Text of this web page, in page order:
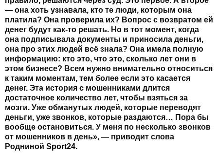
— она хоть узнавала, кто те люди, которым она
платила? Она проверила их? Вопрос с возвратом ей
денег будут как-то решать. Но в тот момент, когда
она подписывала документы и приносила деньги,
она про этих людей всё знала? Она имела полную
информацию: кто это, что это, сколько лет они в
этом бизнесе? Всем нужно внимательно относиться
к таким моментам, тем более если это касается
денег. Эта история с мошенниками длится
достаточное количество лет, чтобы взяться за
мозги. Уже обманутых людей, которые переводят
деньги, уже звонков, которые раздаются… Пора бы
вообще остановиться. У меня по несколько звонков
от мошенников в день», — приводит слова
Родниной Sport24.